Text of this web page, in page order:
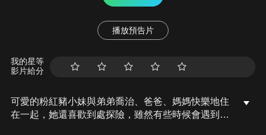
播放預告片
我的星等
影片給分
可愛的粉紅豬小妹與弟弟喬治、爸爸、媽媽快樂地住
在一起，她還喜歡到處探險，雖然有些時候會遇到一